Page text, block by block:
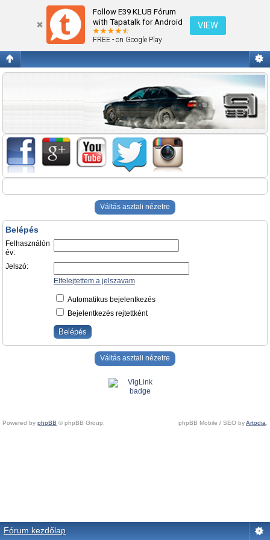
Follow E39 KLUB Fórum
with Tapatalk for Android
FREE - on Google Play
VIEW
Belépés
Váltás asztali nézetre
Belépés
Felhasználón
év:
Jelszó:
Elfelejtettem a jelszavam
Automatikus bejelentkezés
Bejelentkezés rejtettként
Váltás asztali nézetre
Powered by phpBB © phpBB Group. phpBB Mobile / SEO byArtodia.
Fórum kezdőlap